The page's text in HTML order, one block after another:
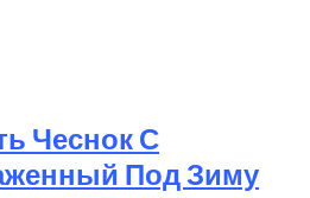
Чеснок С
Под Зиму